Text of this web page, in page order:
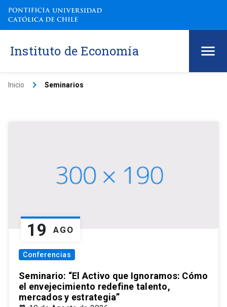
Instituto de Economía
Inicio keyboard_arrow_right Seminarios
19 AGO
Conferencias
Seminario: “El Activo que Ignoramos: Cómo
el envejecimiento redefine talento,
mercados y estrategia”